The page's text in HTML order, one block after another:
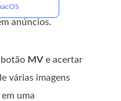
anúncios.
MV e acertar
várias imagens
uma